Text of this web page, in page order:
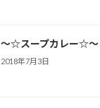
～☆スープカレー☆～
2018年7月3日